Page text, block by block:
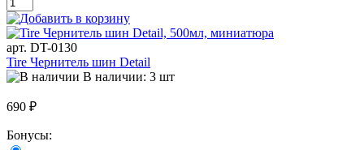
арт. DT-0130
Tire Чернитель шин Detail
В наличии: 3 шт
690 ₽
Бонусы: